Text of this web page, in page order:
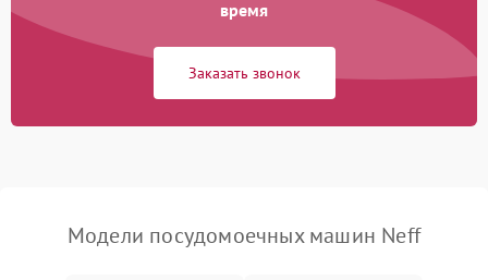
Сбои в работе таймера 1700 ₽
время
Заказать звонок
Модели посудомоечных машин Neff